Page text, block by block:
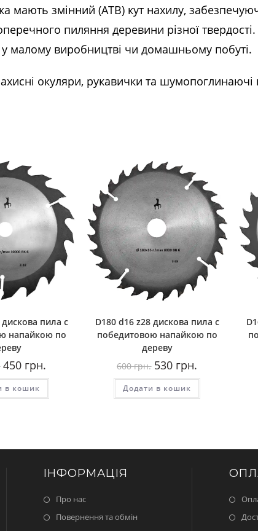
змінний (ATB) кут нахилу,
пиляння деревини різної
малому виробництві чи домашньому побуті.
окуляри, рукавички та
дискова пила с
напайкою по
Оригінальна
ціна:
500
грн..
450 грн.
450
в кошик
D180 d16 z28 дискова пила с
победитовою напайкою по
дереву
600грн. Оригінальна
ціна:
600
грн..
530 грн.
530
Додати в кошик
ІНФОРМАЦІЯ
Про нас
Повернення та обмін